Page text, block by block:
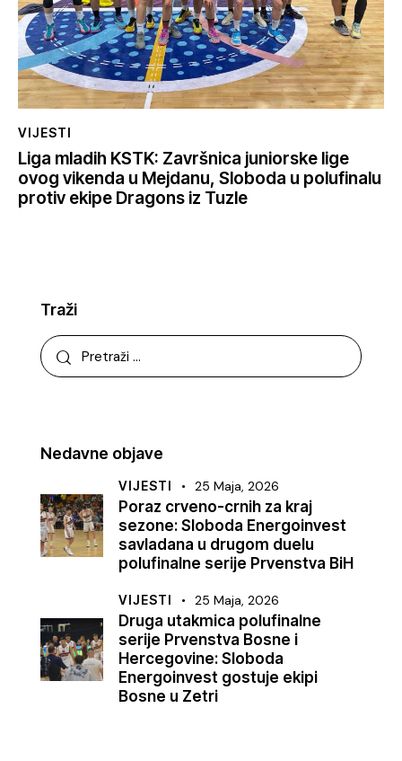
VIJESTI
Liga mladih KSTK: Završnica juniorske lige
ovog vikenda u Mejdanu, Sloboda u polufinalu
protiv ekipe Dragons iz Tuzle
Traži
Nedavne objave
VIJESTI 25 Maja, 2026
Poraz crveno-crnih za kraj
sezone: Sloboda Energoinvest
savladana u drugom duelu
polufinalne serije Prvenstva BiH
VIJESTI 25 Maja, 2026
Druga utakmica polufinalne
serije Prvenstva Bosne i
Hercegovine: Sloboda
Energoinvest gostuje ekipi
Bosne u Zetri